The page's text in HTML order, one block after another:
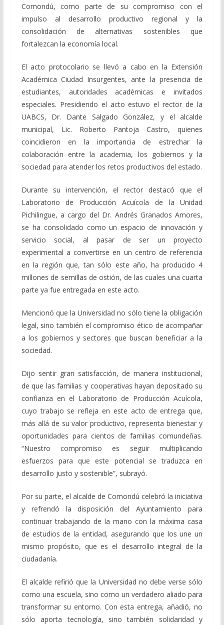
Comondú, como parte de su compromiso con el
impulso al desarrollo productivo regional y la
consolidación de alternativas sostenibles que
fortalezcan la economía local.
El acto protocolario se llevó a cabo en la Extensión
Académica Ciudad Insurgentes, ante la presencia de
estudiantes, autoridades académicas e invitados
especiales. Presidiendo el acto estuvo el rector de la
UABCS, Dr. Dante Salgado González, y el alcalde
municipal, Lic. Roberto Pantoja Castro, quienes
coincidieron en la importancia de estrechar la
colaboración entre la academia, los gobiernos y la
sociedad para atender los retos productivos del estado.
Durante su intervención, el rector destacó que el
Laboratorio de Producción Acuícola de la Unidad
Pichilingue, a cargo del Dr. Andrés Granados Amores,
se ha consolidado como un espacio de innovación y
servicio social, al pasar de ser un proyecto
experimental a convertirse en un centro de referencia
en la región que, tan sólo este año, ha producido 4
millones de semillas de ostión, de las cuales una cuarta
parte ya fue entregada en este acto.
Mencionó que la Universidad no sólo tiene la obligación
legal, sino también el compromiso ético de acompañar
a los gobiernos y sectores que buscan beneficiar a la
sociedad.
Dijo sentir gran satisfacción, de manera institucional,
de que las familias y cooperativas hayan depositado su
confianza en el Laboratorio de Producción Acuícola,
cuyo trabajo se refleja en este acto de entrega que,
más allá de su valor productivo, representa bienestar y
oportunidades para cientos de familias comundeñas.
“Nuestro compromiso es seguir multiplicando
esfuerzos para que este potencial se traduzca en
desarrollo justo y sostenible”, subrayó.
Por su parte, el alcalde de Comondú celebró la iniciativa
y refrendó la disposición del Ayuntamiento para
continuar trabajando de la mano con la máxima casa
de estudios de la entidad, asegurando que los une un
mismo propósito, que es el desarrollo integral de la
ciudadanía.
El alcalde refirió que la Universidad no debe verse sólo
como una escuela, sino como un verdadero aliado para
transformar su entorno. Con esta entrega, añadió, no
sólo aporta tecnología, sino también solidaridad y